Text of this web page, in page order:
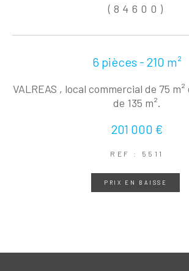
(84600)
6 pièces - 210 m²
VALREAS , local commercial de 75
de 135 m².
201 000 €
REF : 5511
PRIX EN BAISSE